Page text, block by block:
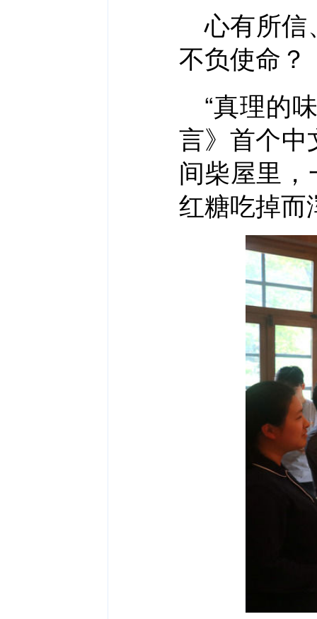
心有所
不负使命？
“真理的
言》首个
间柴屋里
红糖吃掉而